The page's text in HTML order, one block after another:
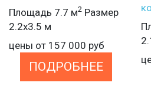
Площадь 7.7 м2 Размер
2.2х3.5 м
цены от 157 000 руб
ПОДРОБНЕЕ